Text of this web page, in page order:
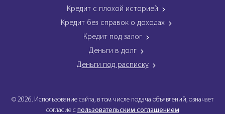
Кредит с плохой историей
Кредит без справок о доходах
Кредит под залог
Деньги в долг
Деньги под расписку
© 2026. Использование сайта, в том числе подача объявлений, означает
согласие с пользовательским соглашением